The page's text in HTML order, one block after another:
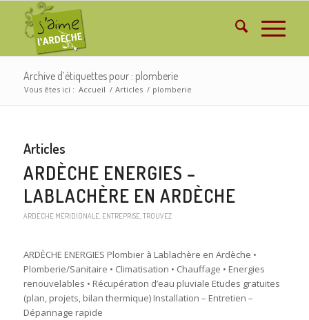
Archive d’étiquettes pour : plomberie
Vous êtes ici : Accueil / Articles / plomberie
Articles
ARDÈCHE ENERGIES –
LABLACHÈRE EN ARDÈCHE
ARDÈCHE MÉRIDIONALE, ENTREPRISE, TROUVEZ
ARDÈCHE ENERGIES Plombier à Lablachère en Ardèche •
Plomberie/Sanitaire • Climatisation • Chauffage • Energies
renouvelables • Récupération d’eau pluviale Etudes gratuites
(plan, projets, bilan thermique) Installation – Entretien –
Dépannage rapide